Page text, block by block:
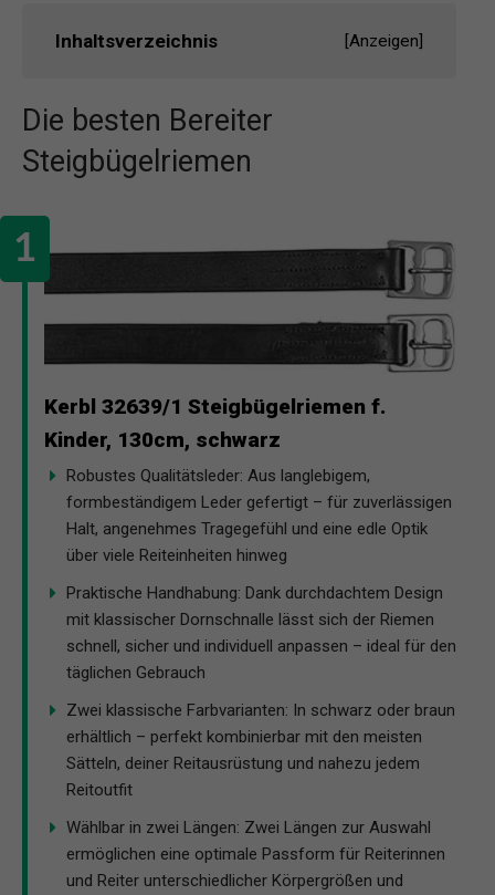
Inhaltsverzeichnis [Anzeigen]
Die besten Bereiter
Steigbügelriemen
Kerbl 32639/1 Steigbügelriemen f.
Kinder, 130cm, schwarz
Robustes Qualitätsleder: Aus langlebigem,
formbeständigem Leder gefertigt – für zuverlässigen
Halt, angenehmes Tragegefühl und eine edle Optik
über viele Reiteinheiten hinweg
Praktische Handhabung: Dank durchdachtem Design
mit klassischer Dornschnalle lässt sich der Riemen
schnell, sicher und individuell anpassen – ideal für den
täglichen Gebrauch
Zwei klassische Farbvarianten: In schwarz oder braun
erhältlich – perfekt kombinierbar mit den meisten
Sätteln, deiner Reitausrüstung und nahezu jedem
Reitoutfit
Wählbar in zwei Längen: Zwei Längen zur Auswahl
ermöglichen eine optimale Passform für Reiterinnen
und Reiter unterschiedlicher Körpergrößen und